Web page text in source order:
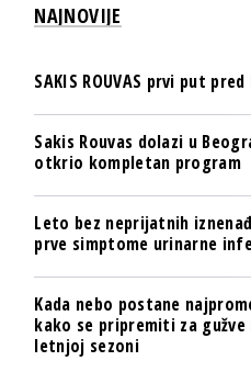
NAJNOVIJE
SAKIS ROUVAS prvi put
Sakis Rouvas dolazi u
otkrio kompletan program
Leto bez neprijatnih
prve simptome urinarne
Kada nebo postane
kako se pripremiti za
letnjoj sezoni